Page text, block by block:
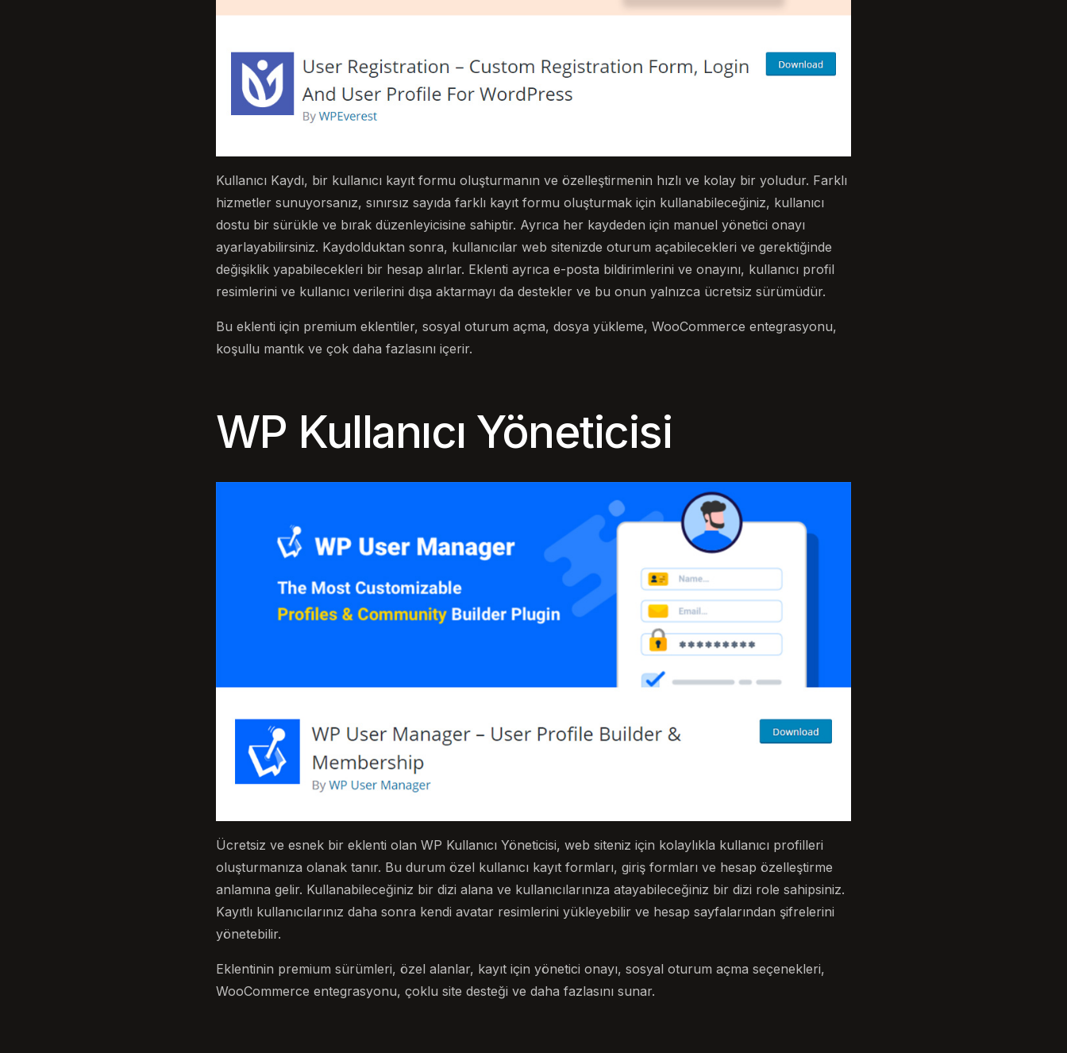
Kullanıcı Kaydı, bir kullanıcı kayıt formu oluşturmanın ve özelleştirmenin hızlı ve kolay bir yoludur. Farklı
hizmetler sunuyorsanız, sınırsız sayıda farklı kayıt formu oluşturmak için kullanabileceğiniz, kullanıcı
dostu bir sürükle ve bırak düzenleyicisine sahiptir. Ayrıca her kaydeden için manuel yönetici onayı
ayarlayabilirsiniz. Kaydolduktan sonra, kullanıcılar web sitenizde oturum açabilecekleri ve gerektiğinde
değişiklik yapabilecekleri bir hesap alırlar. Eklenti ayrıca e-posta bildirimlerini ve onayını, kullanıcı profil
resimlerini ve kullanıcı verilerini dışa aktarmayı da destekler ve bu onun yalnızca ücretsiz sürümüdür.
Bu eklenti için premium eklentiler, sosyal oturum açma, dosya yükleme, WooCommerce entegrasyonu,
koşullu mantık ve çok daha fazlasını içerir.
WP Kullanıcı Yöneticisi
Ücretsiz ve esnek bir eklenti olan WP Kullanıcı Yöneticisi, web siteniz için kolaylıkla kullanıcı profilleri
oluşturmanıza olanak tanır. Bu durum özel kullanıcı kayıt formları, giriş formları ve hesap özelleştirme
anlamına gelir. Kullanabileceğiniz bir dizi alana ve kullanıcılarınıza atayabileceğiniz bir dizi role sahipsiniz.
Kayıtlı kullanıcılarınız daha sonra kendi avatar resimlerini yükleyebilir ve hesap sayfalarından şifrelerini
yönetebilir.
Eklentinin premium sürümleri, özel alanlar, kayıt için yönetici onayı, sosyal oturum açma seçenekleri,
WooCommerce entegrasyonu, çoklu site desteği ve daha fazlasını sunar.